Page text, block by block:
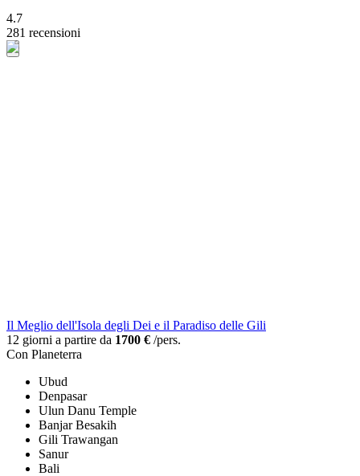
4.7
281 recensioni
Il Meglio dell'Isola degli Dei e il Paradiso delle Gili
12 giorni a partire da 1700 € /pers.
Con Planeterra
Ubud
Denpasar
Ulun Danu Temple
Banjar Besakih
Gili Trawangan
Sanur
Bali